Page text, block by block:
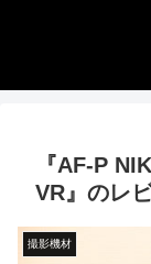
『AF-P
VR』のレ
撮影機材